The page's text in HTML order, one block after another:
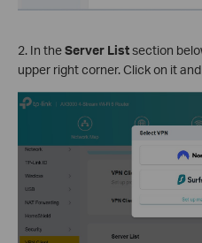
2. In theServer Listsection
upper right corner. Click on it